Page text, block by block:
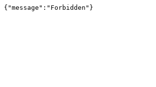
{"message":"Forbidden"}